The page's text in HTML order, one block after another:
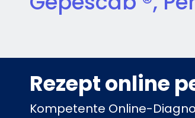
Rezept online
Kompetente Online-